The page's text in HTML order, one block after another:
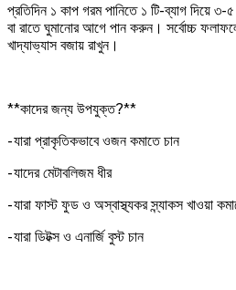
প্রতিদিন ১ কাপ গরম পানিতে ১ টি-ব্যাগ দিয়ে ৩-
বা রাতে ঘুমানোর আগে পান করুন। সর্বোচ্চ
খাদ্যাভ্যাস বজায় রাখুন।
**কাদের জন্য উপযুক্ত?**
- যারা প্রাকৃতিকভাবে ওজন কমাতে চান
- যাদের মেটাবলিজম ধীর
- যারা ফাস্ট ফুড ও অস্বাস্থ্যকর স্ন্যাকস খাওয়া
- যারা ডিটক্স ও এনার্জি বুস্ট চান